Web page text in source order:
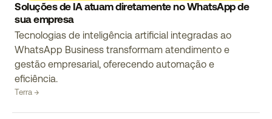
Soluções de IA atuam diretamente no WhatsApp de
sua empresa
Tecnologias de inteligência artificial integradas ao
WhatsApp Business transformam atendimento e
gestão empresarial, oferecendo automação e
eficiência.
Terra →